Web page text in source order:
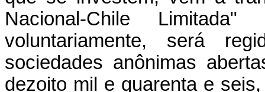
Nacional-Chile
voluntariamente, será
sociedades anônimas
dezoito mil e quarenta e